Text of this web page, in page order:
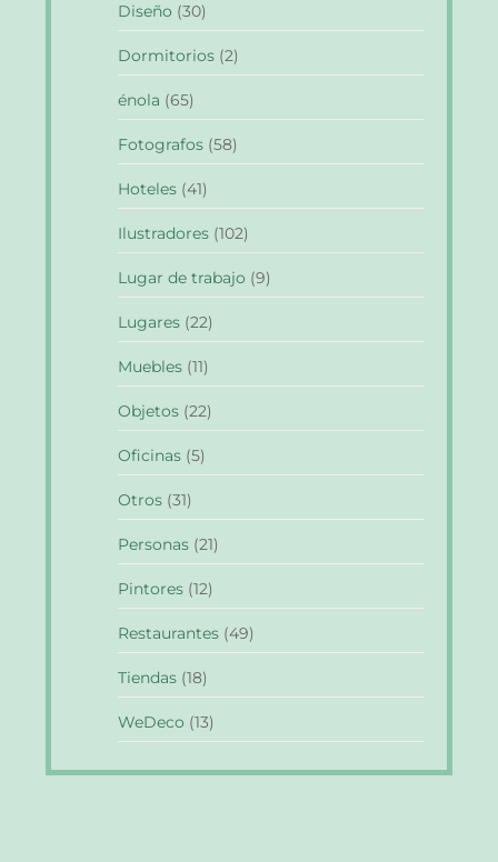
Diseño (30)
Dormitorios (2)
énola (65)
Fotografos (58)
Hoteles (41)
Ilustradores (102)
Lugar de trabajo (9)
Lugares (22)
Muebles (11)
Objetos (22)
Oficinas (5)
Otros (31)
Personas (21)
Pintores (12)
Restaurantes (49)
Tiendas (18)
WeDeco (13)